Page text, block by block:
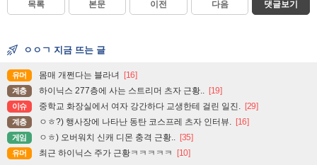
목록 본문 이전 다음 댓글보기
ㅇㅇㄱ 지금 뜨는 글
유머 몸매 개쩐다는 블라녀 [16]
계층 하이닉스 277층에 사는 스트리머 츠자 근황.. [19]
이슈 중학교 화장실에서 여자 강간하다 교생한테 걸린 일진. [29]
계층 ㅇㅎ?) 행사장에 나타난 동탄 코스프레 츠자 인터뷰. [16]
게임 ㅇㅎ) 오버워치 신캐 디몬 충격 근황.. [35]
유머 최근 하이닉스 주가 근황ㅋㅋㅋㅋㅋ [10]